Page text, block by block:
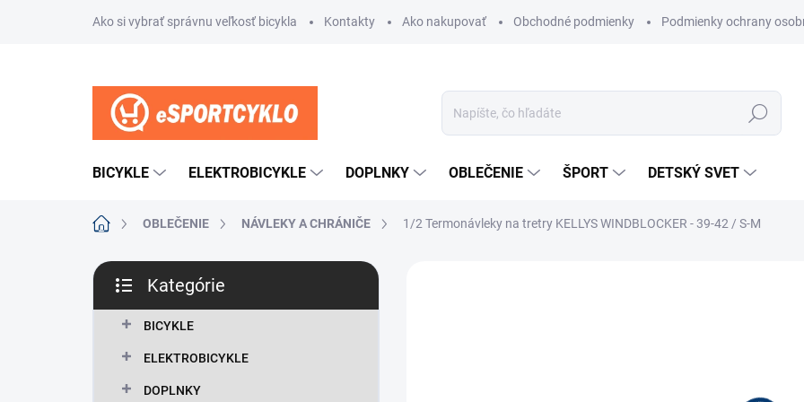
Ako si vybrať správnu veľkosť bicykla Kontakty Ako nakupovať Obchodné podmienky Podmienky ochrany
Hľadať
BICYKLE ELEKTROBICYKLE DOPLNKY OBLEČENIE ŠPORT DETSKÝ SVET
DomovOBLEČENIE NÁVLEKY A CHRÁNIČE 1/2 Termonávleky na tretry KELLYS WINDBLOCKER - 39-42 / S-M
B
č
kategórie
Kategórie
BICYKLE
ELEKTROBICYKLE
DOPLNKY